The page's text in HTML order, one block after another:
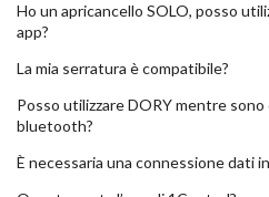
Ho un apricancello SOLO, posso
app?
La mia serratura è compatibile?
Posso utilizzare DORY mentre sono
bluetooth?
È necessaria una connessione dati